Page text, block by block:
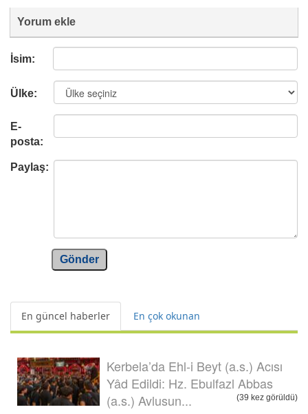
Yorum ekle
İsim:
Ülke:
E-
posta:
Paylaş:
Gönder
En güncel haberler En çok okunan
Kerbela’da Ehl-i Beyt (a.s.) Acısı
Yâd Edildi: Hz. Ebulfazl Abbas
(a.s.) Avlusun...
(39 kez görüldü)